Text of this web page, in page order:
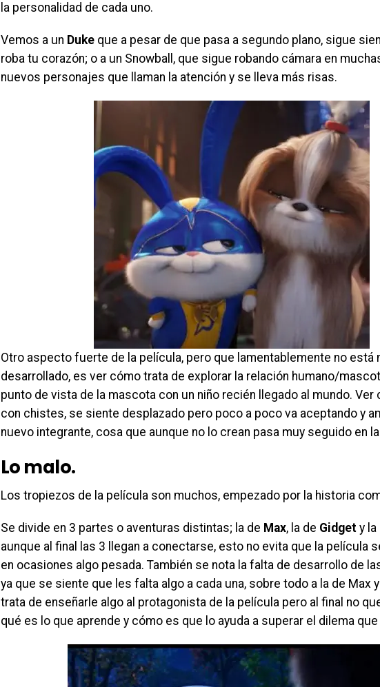
la personalidad de cada uno.
Vemos a un Duke que a pesar de que pasa a segundo plano, sigue
roba tu corazón; o a un Snowball, que sigue robando cámara en
nuevos personajes que llaman la atención y se lleva más risas.
Otro aspecto fuerte de la película, pero que lamentablemente no está
desarrollado, es ver cómo trata de explorar la relación humano/
punto de vista de la mascota con un niño recién llegado al mundo. Ver
con chistes, se siente desplazado pero poco a poco va aceptando y
nuevo integrante, cosa que aunque no lo crean pasa muy seguido en
Lo malo.
Los tropiezos de la película son muchos, empezado por la historia
Se divide en 3 partes o aventuras distintas; la de Max, la de Gidget y la
aunque al final las 3 llegan a conectarse, esto no evita que la película
en ocasiones algo pesada. También se nota la falta de desarrollo de
ya que se siente que les falta algo a cada una, sobre todo a la de Max
trata de enseñarle algo al protagonista de la película pero al final no
qué es lo que aprende y cómo es que lo ayuda a superar el dilema